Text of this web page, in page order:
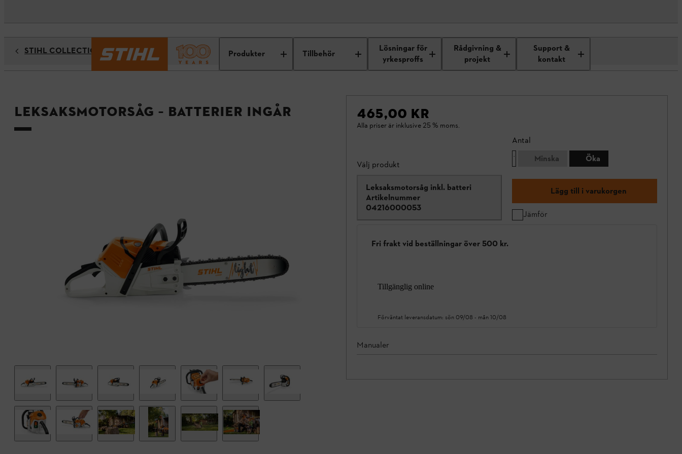
Produkter Tillbehör
Lösningar för
yrkesproffs
Rådgivning &
projekt
Support &
kontakt
STIHL COLLECTION
Leksaksmotorsåg – batterier ingår 465,00 KR
Alla priser är inklusive 25 % moms.
Välj produkt
Leksaksmotorsåg inkl. batteri
Artikelnummer
04216000053
Antal
Minska
Öka
Lägg till i varukorgen
Jämför
Fri frakt vid beställningar över 500 kr.
Tillgänglig online
Förväntat leveransdatum: sön 09/08 - mån 10/08
Manualer